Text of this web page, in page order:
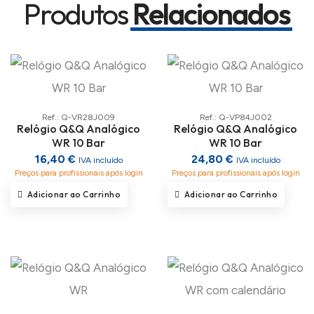
ProdutosRelacionados
Ref.: Q-VR28J009
Relógio Q&Q Analógico
WR 10 Bar
16,40 € IVA incluído
Preços para profissionais após login
Adicionar ao Carrinho
Ref.: Q-VP84J002
Relógio Q&Q Analógico
WR 10 Bar
24,80 € IVA incluído
Preços para profissionais após login
Adicionar ao Carrinho